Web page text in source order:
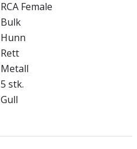
RCA Female
Bulk
Hunn
Rett
Metall
5 stk.
Gull